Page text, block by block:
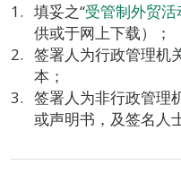
填妥之“受管制外贸
供或于网上下载）；
签署人为行政管理机
本；
签署人为非行政管理
或声明书，及签名人